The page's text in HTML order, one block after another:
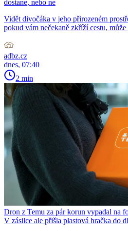
dostane, nebo ne
Vidět divočáka v jeho přirozeném
pokud vám nečekaně zkříží cestu, může
adbz.cz
dnes, 07:40
2 min
Dron z Temu za pár korun vypadal na
V zásilce ale přišla plastová hračka do